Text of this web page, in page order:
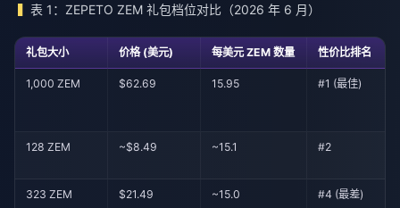
表 1：ZEPETO ZEM 礼包档位对比（2026 年 6 月）
礼包大小 价格 (美元) 每美元 ZEM 数量 性价比排名
1,000 ZEM $62.69 15.95 #1 (最佳)
128 ZEM ~$8.49 ~15.1 #2
323 ZEM $21.49 ~15.0 #4 (最差)